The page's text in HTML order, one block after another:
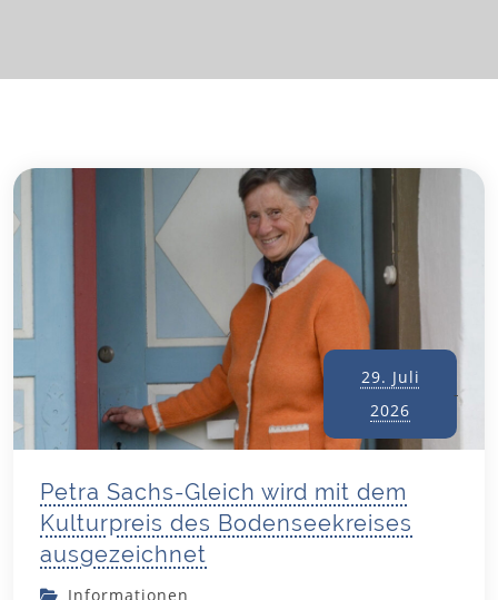
Petra Sachs-Gleich wird mit dem
Kulturpreis des Bodenseekreises
ausgezeichnet
29. Juli
2026
Informationen